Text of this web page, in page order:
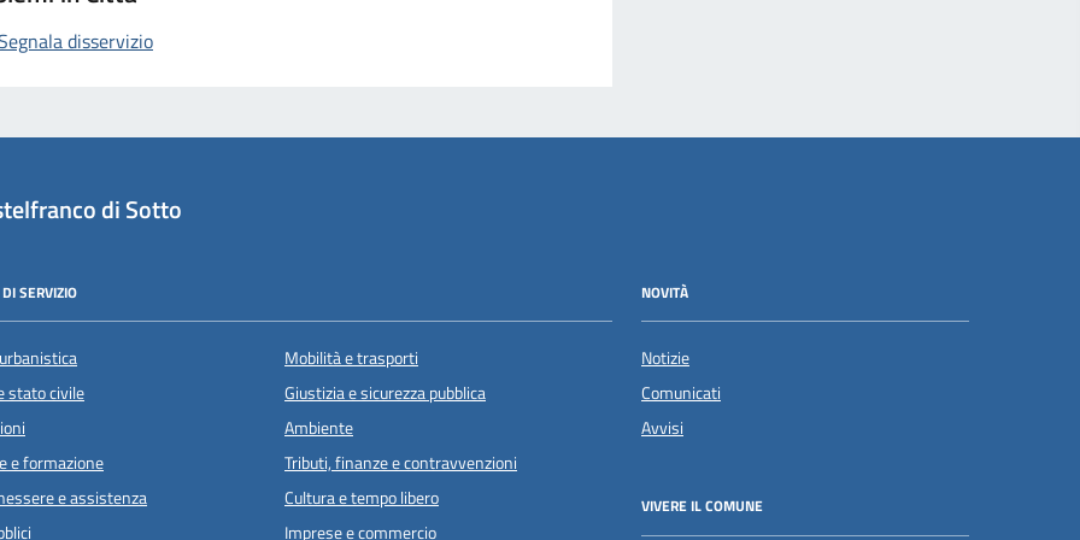
disservizio
di Sotto
SERVIZIO
stato civile
e formazione
e assistenza
Mobilità e trasporti
Giustizia e sicurezza pubblica
Ambiente
Tributi, finanze e contravvenzioni
Cultura e tempo libero
Imprese e commercio
NOVITÀ
Notizie
Comunicati
Avvisi
VIVERE IL COMUNE